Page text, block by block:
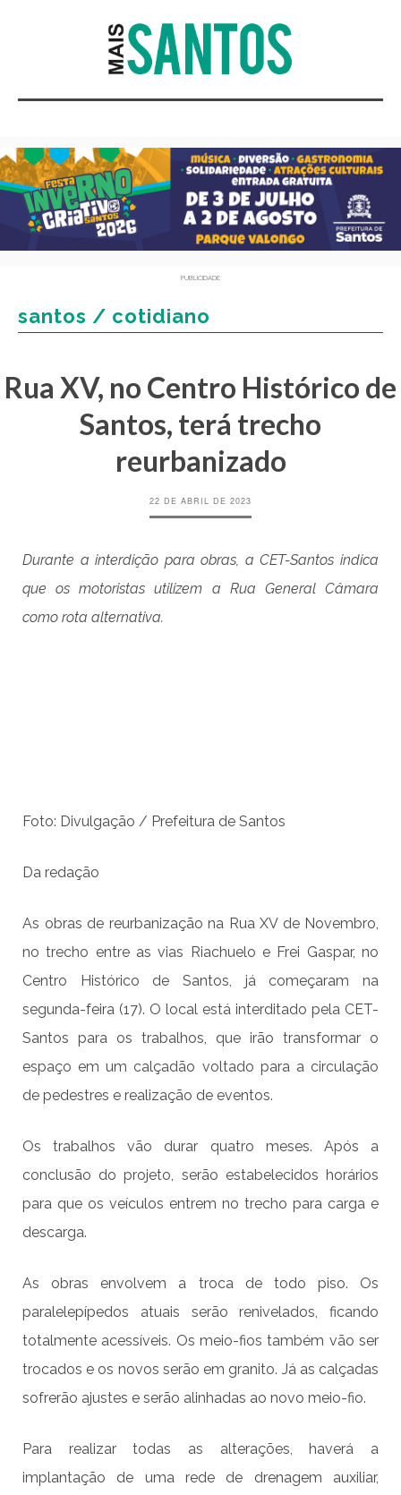
PUBLICIDADE
santos / cotidiano
Rua XV, no Centro Histórico de
Santos, terá trecho
reurbanizado
22 DE ABRIL DE 2023
Durante a interdição para obras, a CET-Santos indica
que os motoristas utilizem a Rua General Câmara
como rota alternativa.
Foto: Divulgação / Prefeitura de Santos
Da redação
As obras de reurbanização na Rua XV de Novembro,
no trecho entre as vias Riachuelo e Frei Gaspar, no
Centro Histórico de Santos, já começaram na
segunda-feira (17). O local está interditado pela CET-
Santos para os trabalhos, que irão transformar o
espaço em um calçadão voltado para a circulação
de pedestres e realização de eventos.
Os trabalhos vão durar quatro meses. Após a
conclusão do projeto, serão estabelecidos horários
para que os veículos entrem no trecho para carga e
descarga.
As obras envolvem a troca de todo piso. Os
paralelepípedos atuais serão renivelados, ficando
totalmente acessíveis. Os meio-fios também vão ser
trocados e os novos serão em granito. Já as calçadas
sofrerão ajustes e serão alinhadas ao novo meio-fio.
Para realizar todas as alterações, haverá a
implantação de uma rede de drenagem auxiliar,